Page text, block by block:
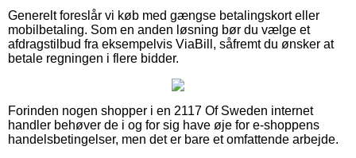
Generelt foreslår vi køb med gængse betalingskort eller
mobilbetaling. Som en anden løsning bør du vælge et
afdragstilbud fra eksempelvis ViaBill, såfremt du ønsker at
betale regningen i flere bidder.
Forinden nogen shopper i en 2117 Of Sweden internet
handler behøver de i og for sig have øje for e-shoppens
handelsbetingelser, men det er bare et omfattende arbejde.